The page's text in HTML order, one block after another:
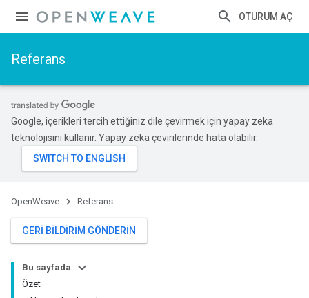
OTURUM AÇ
Referans
Google, içerikleri tercih ettiğiniz dile çevirmek için yapay zeka
teknolojisini kullanır. Yapay zeka çevirilerinde hata olabilir.
OpenWeave Referans
GERI BILDIRIM GÖNDERIN
Bu sayfada
Özet